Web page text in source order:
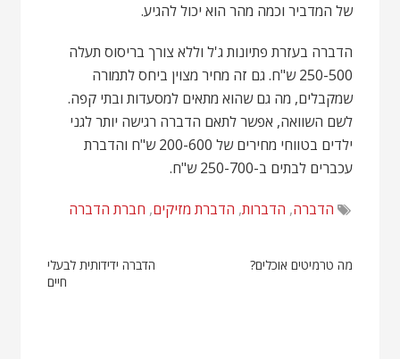
של המדביר וכמה מהר הוא יכול להגיע.
הדברה בעזרת פתיונות ג'ל וללא צורך בריסוס תעלה
250-500 ש"ח. גם זה מחיר מצוין ביחס לתמורה
שמקבלים, מה גם שהוא מתאים למסעדות ובתי קפה.
לשם השוואה, אפשר לתאם הדברה רגישה יותר לגני
ילדים בטווחי מחירים של 200-600 ש"ח והדברת
עכברים לבתים ב-250-700 ש"ח.
הדברה, הדברות, הדברת מזיקים, חברת הדברה
ניווט
הדברה ידידותית לבעלי
חיים
מה טרמיטים אוכלים?